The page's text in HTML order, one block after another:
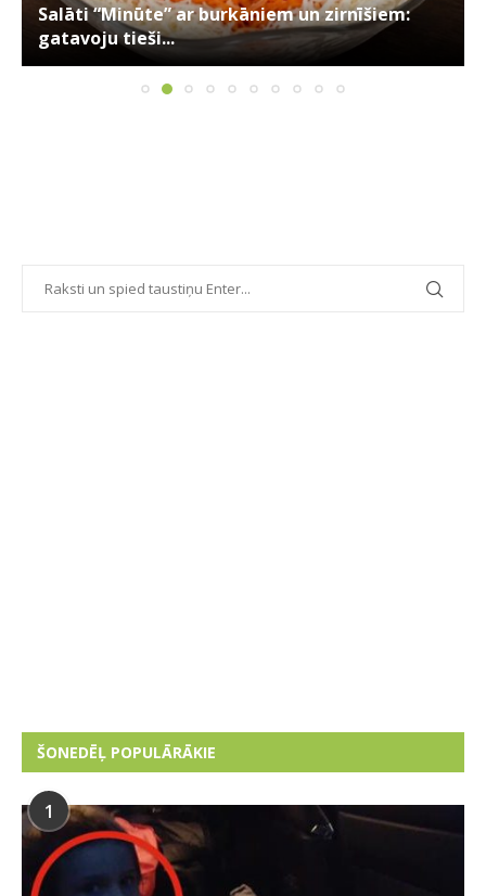
Salāti “Minūte” ar burkāniem un zirnīšiem:
gatavoju tieši...
ŠONEDĒĻ POPULĀRĀKIE
1